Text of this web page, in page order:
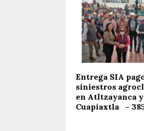
Entrega SIA
siniestros
en Atltzayanca y
Cuapiaxtla –